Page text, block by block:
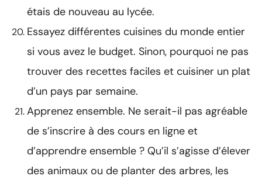
étais de nouveau au lycée.
Essayez différentes cuisines du monde entier
si vous avez le budget. Sinon, pourquoi ne pas
trouver des recettes faciles et cuisiner un plat
d’un pays par semaine.
Apprenez ensemble. Ne serait-il pas agréable
de s’inscrire à des cours en ligne et
d’apprendre ensemble ? Qu’il s’agisse d’élever
des animaux ou de planter des arbres, les